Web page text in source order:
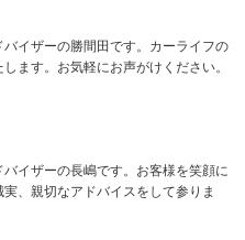
バイザーの勝間田です。カーライフの
ます。お気軽にお声がけください。
バイザーの長嶋です。お客様を笑顔に
、親切なアドバイスをして参りま